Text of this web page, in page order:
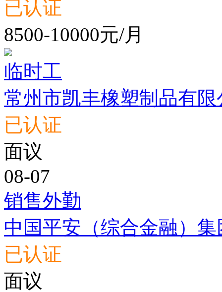
已认证
8500-10000元/月
临时工
常州市凯丰橡塑制品有限
已认证
面议
08-07
销售外勤
中国平安（综合金融）集
已认证
面议